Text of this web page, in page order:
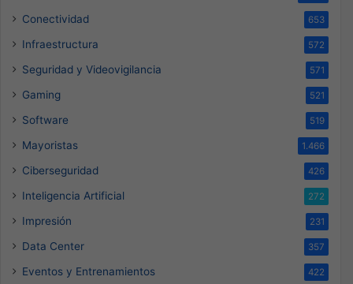
Conectividad 653
Infraestructura 572
Seguridad y Videovigilancia 571
Gaming 521
Software 519
Mayoristas 1.466
Ciberseguridad 426
Inteligencia Artificial 272
Impresión 231
Data Center 357
Eventos y Entrenamientos 422